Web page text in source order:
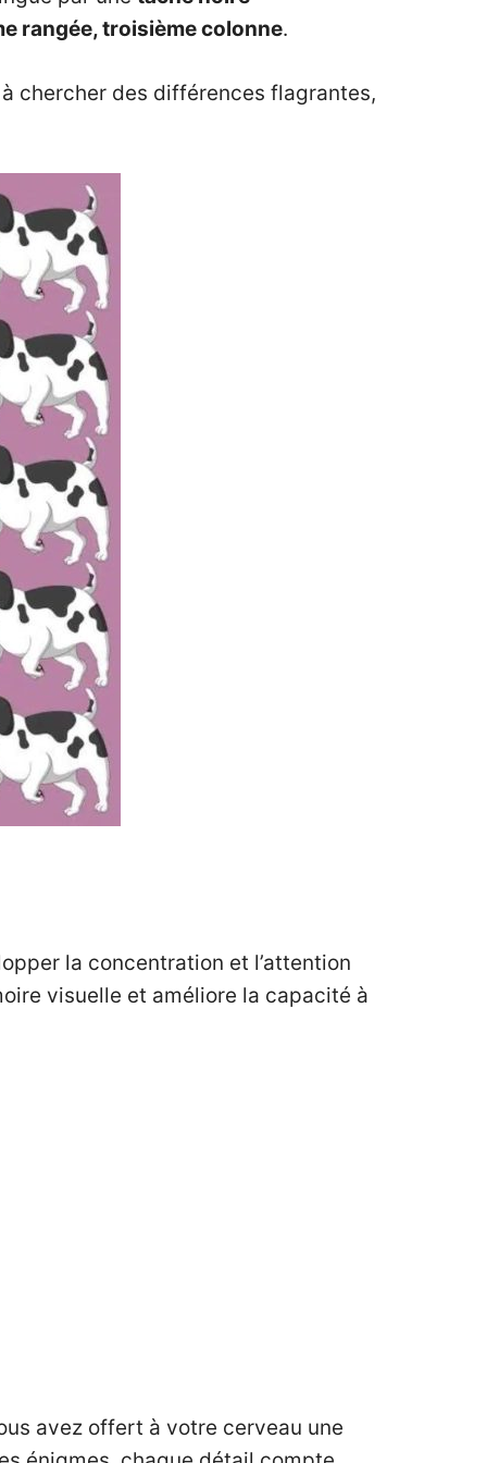
rangée, troisième colonne.
chercher des différences flagrantes,
la concentration et l’attention
visuelle et améliore la capacité à
avez offert à votre cerveau une